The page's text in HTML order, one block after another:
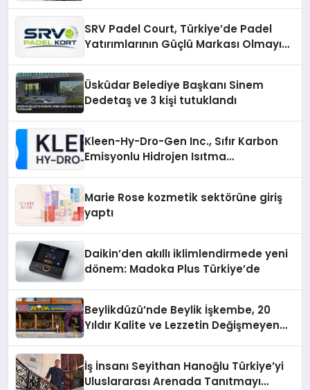
SRV Padel Court, Türkiye’de Padel
Yatırımlarının Güçlü Markası Olmayı
Üsküdar Belediye Başkanı Sinem
Dedetaş ve 3 kişi tutuklandı
Kleen-Hy-Dro-Gen Inc., Sıfır Karbon
Emisyonlu Hidrojen Isıtma
Marie Rose kozmetik sektörüne giriş
yaptı
Daikin’den akıllı iklimlendirmede yeni
dönem: Madoka Plus Türkiye’de
Beylikdüzü’nde Beylik İşkembe, 20
Yıldır Kalite ve Lezzetin Değişmeyen
İş İnsanı Seyithan Hanoğlu Türkiye’yi
Uluslararası Arenada Tanıtmayı